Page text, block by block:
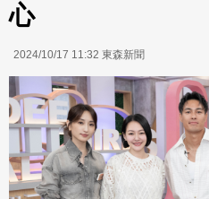
心
2024/10/17 11:32 東森新聞